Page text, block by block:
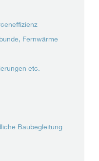
Fernwärme
etc.
Baubegleitung